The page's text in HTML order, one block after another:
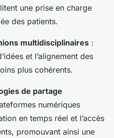
une prise en charge
des patients.
multidisciplinaires :
et l’alignement des
plus cohérents.
de partage
numériques
en temps réel et l’accès
promouvant ainsi une